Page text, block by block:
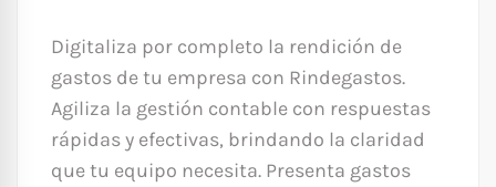
Digitaliza por completo la rendición de
gastos de tu empresa con Rindegastos.
Agiliza la gestión contable con respuestas
rápidas y efectivas, brindando la claridad
que tu equipo necesita. Presenta gastos